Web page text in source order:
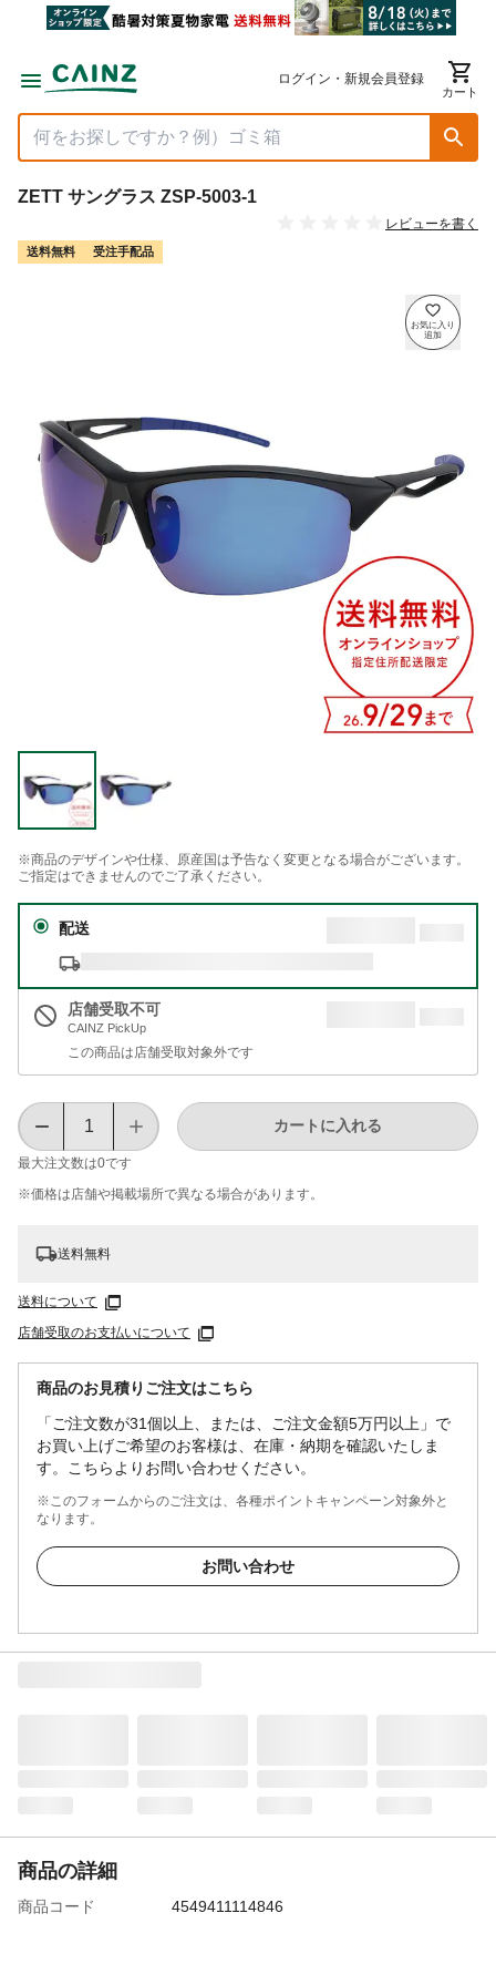
ログイン・新規会員登録
カート
ZETT サングラス ZSP-5003-1
レビューを書く
送料無料 受注手配品
※商品のデザインや仕様、原産国は予告なく変更となる場合がございます。
ご指定はできませんのでご了承ください。
配送
店舗受取不可
CAINZ PickUp
この商品は店舗受取対象外です
最大注文数は0です
カートに入れる
※価格は​店舗や​掲載場所で​異なる​場合が​あります。
送料無料
送料について
店舗受取のお支払いについて
商品のお見積りご注文はこちら
「ご注文数が31個以上、または、ご注文金額5万円以上」で
お買い上げご希望のお客様は、在庫・納期を確認いたしま
す。こちらよりお問い合わせください。
※このフォームからのご注文は、各種ポイントキャンペーン対象外と
なります。
お問い合わせ
商品の詳細
商品コード 4549411114846